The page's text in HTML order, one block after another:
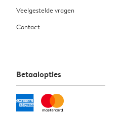
Veelgestelde vragen
Contact
Betaalopties